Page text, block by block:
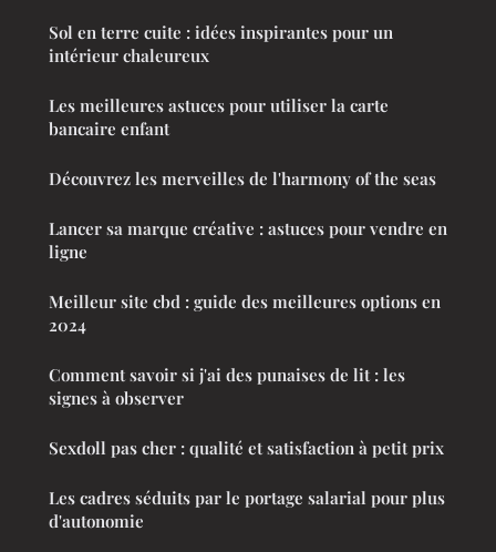
Sol en terre cuite : idées inspirantes pour un
intérieur chaleureux
Les meilleures astuces pour utiliser la carte
bancaire enfant
Découvrez les merveilles de l'harmony of the seas
Lancer sa marque créative : astuces pour vendre en
ligne
Meilleur site cbd : guide des meilleures options en
2024
Comment savoir si j'ai des punaises de lit : les
signes à observer
Sexdoll pas cher : qualité et satisfaction à petit prix
Les cadres séduits par le portage salarial pour plus
d'autonomie